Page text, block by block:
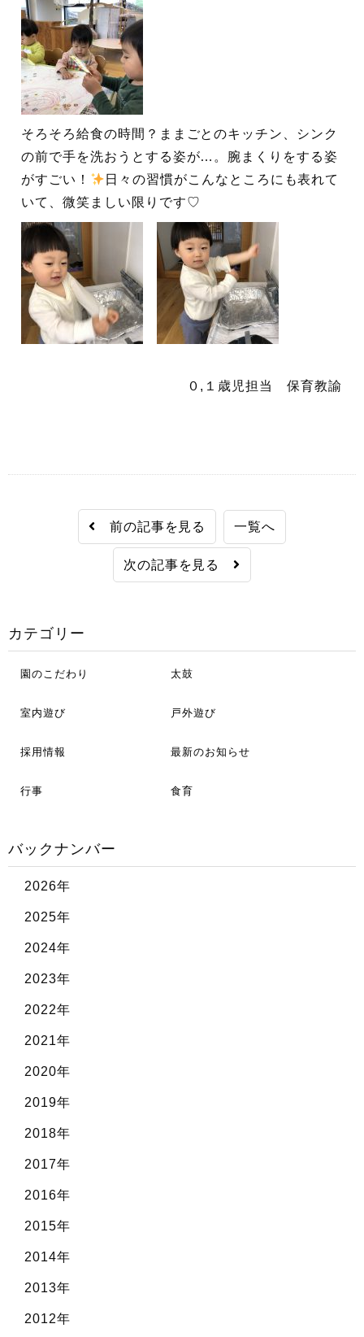
そろそろ給食の時間？ままごとのキッチン、シンク
の前で手を洗おうとする姿が…。腕まくりをする姿
がすごい！
日々の習慣がこんなところにも表れて
いて、微笑ましい限りです♡
０,１歳児担当 保育教諭
前の記事を見る 一覧へ
次の記事を見る
カテゴリー
園のこだわり 太鼓
室内遊び 戸外遊び
採用情報 最新のお知らせ
行事 食育
バックナンバー
2026年
2025年
2024年
2023年
2022年
2021年
2020年
2019年
2018年
2017年
2016年
2015年
2014年
2013年
2012年